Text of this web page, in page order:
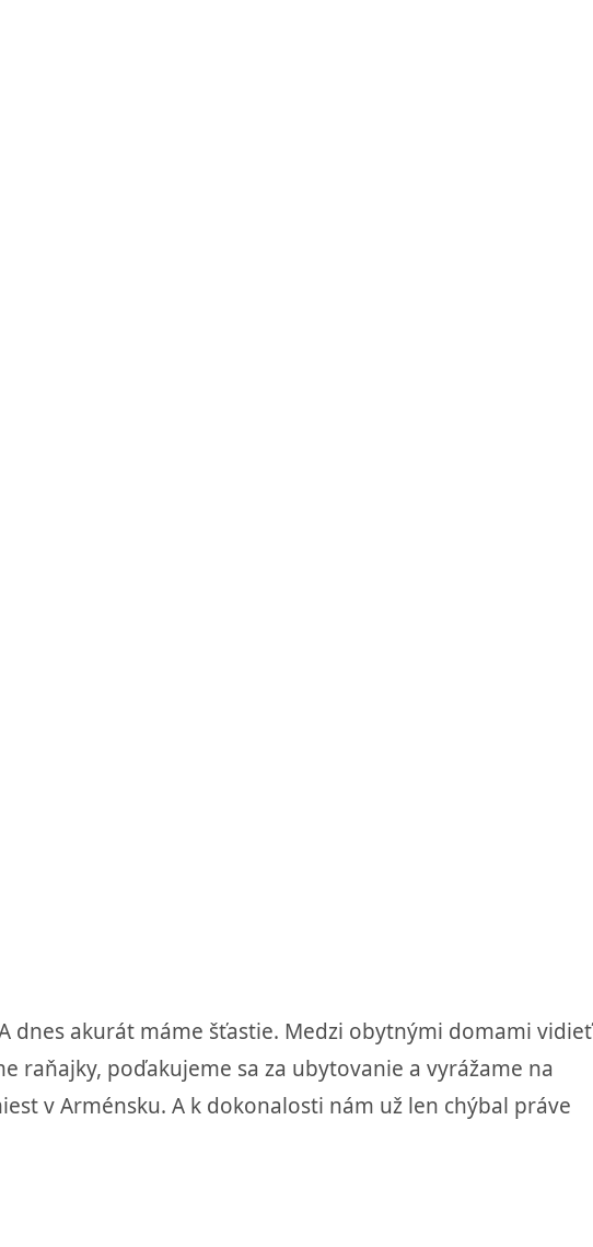
dnes akurát máme šťastie. Medzi obytnými domami vidieť
raňajky, poďakujeme sa za ubytovanie a vyrážame na
v Arménsku. A k dokonalosti nám už len chýbal práve